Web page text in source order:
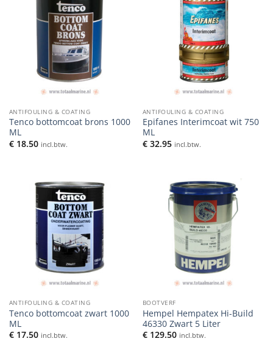
ANTIFOULING & COATING
Tenco bottomcoat brons 1000
ML
€18.50 incl.btw.
ANTIFOULING & COATING
Epifanes Interimcoat wit 750
ML
€32.95 incl.btw.
ANTIFOULING & COATING
Tenco bottomcoat zwart 1000
ML
€17.50 incl.btw.
BOOTVERF
Hempel Hempatex Hi-Build
46330 Zwart 5 Liter
€129.50 incl.btw.